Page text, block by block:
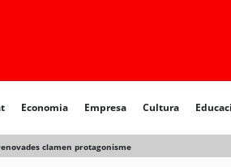
Economia Empresa Cultura
clamen protagonisme